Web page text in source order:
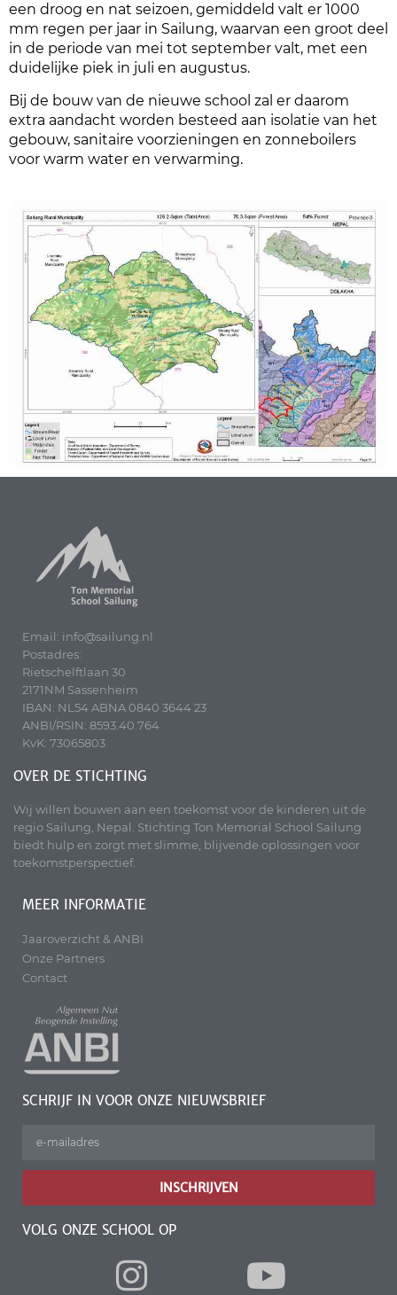
een droog en nat seizoen, gemiddeld valt er 1000
mm regen per jaar in Sailung, waarvan een groot deel
in de periode van mei tot september valt, met een
duidelijke piek in juli en augustus.
Bij de bouw van de nieuwe school zal er daarom
extra aandacht worden besteed aan isolatie van het
gebouw, sanitaire voorzieningen en zonneboilers
voor warm water en verwarming.
Email: info@sailung.nl
Postadres:
Rietschelftlaan 30
2171NM Sassenheim
IBAN: NL54 ABNA 0840 3644 23
ANBI/RSIN: 8593.40.764
KvK: 73065803
OVER DE STICHTING
Wij willen bouwen aan een toekomst voor de kinderen uit de
regio Sailung, Nepal. Stichting Ton Memorial School Sailung
biedt hulp en zorgt met slimme, blijvende oplossingen voor
toekomstperspectief.
MEER INFORMATIE
Jaaroverzicht & ANBI
Onze Partners
Contact
SCHRIJF IN VOOR ONZE NIEUWSBRIEF
INSCHRIJVEN
VOLG ONZE SCHOOL OP